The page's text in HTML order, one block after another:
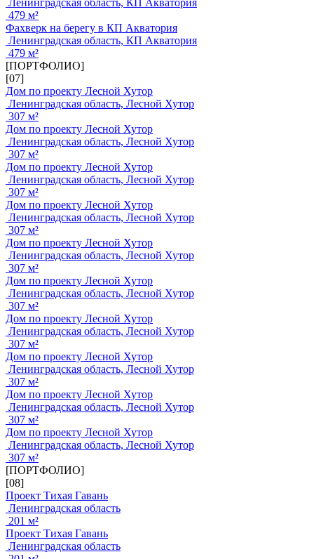
Ленинградская область, КП Акватория
479 м²
Фахверк на берегу в КП Акватория
Ленинградская область, КП Акватория
479 м²
[ПОРТФОЛИО]
[07]
Дом по проекту Лесной Хутор
Ленинградская область, Лесной Хутор
307 м²
Дом по проекту Лесной Хутор
Ленинградская область, Лесной Хутор
307 м²
Дом по проекту Лесной Хутор
Ленинградская область, Лесной Хутор
307 м²
Дом по проекту Лесной Хутор
Ленинградская область, Лесной Хутор
307 м²
Дом по проекту Лесной Хутор
Ленинградская область, Лесной Хутор
307 м²
Дом по проекту Лесной Хутор
Ленинградская область, Лесной Хутор
307 м²
Дом по проекту Лесной Хутор
Ленинградская область, Лесной Хутор
307 м²
Дом по проекту Лесной Хутор
Ленинградская область, Лесной Хутор
307 м²
Дом по проекту Лесной Хутор
Ленинградская область, Лесной Хутор
307 м²
Дом по проекту Лесной Хутор
Ленинградская область, Лесной Хутор
307 м²
[ПОРТФОЛИО]
[08]
Проект Тихая Гавань
Ленинградская область
201 м²
Проект Тихая Гавань
Ленинградская область